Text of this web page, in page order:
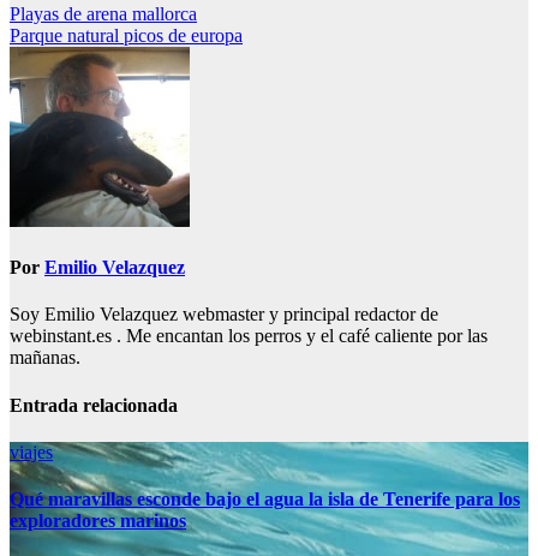
Navegación
de
entradas
Playas de arena mallorca
Parque natural picos de europa
Por Emilio Velazquez
Soy Emilio Velazquez webmaster y principal redactor de
webinstant.es . Me encantan los perros y el café caliente por las
mañanas.
Entrada relacionada
viajes
Qué maravillas esconde bajo el agua la isla de Tenerife para los
exploradores marinos